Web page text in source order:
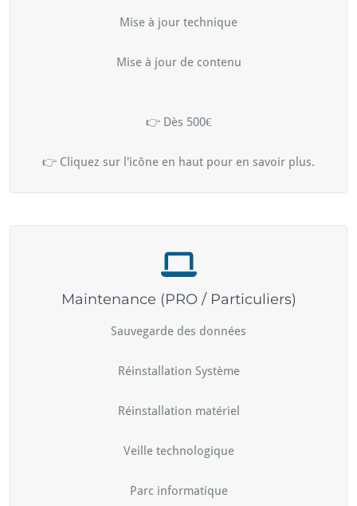
Mise à jour technique
Mise à jour de contenu
👉 Dès 500€
👉 Cliquez sur l'icône en haut pour en savoir plus.
Maintenance (PRO / Particuliers)
Sauvegarde des données
Réinstallation Système
Réinstallation matériel
Veille technologique
Parc informatique